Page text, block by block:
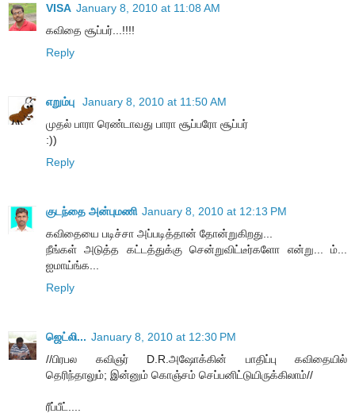
VISA January 8, 2010 at 11:08 AM
கவிதை சூப்பர்...!!!!
Reply
எறும்பு
January 8, 2010 at 11:50 AM
முதல் பாரா ரெண்டாவது பாரா சூப்பரோ சூப்பர்
:))
Reply
குடந்தை அன்புமணி January 8, 2010 at 12:13 PM
கவிதையை படிச்சா அப்படித்தான் தோன்றுகிறது...
நீங்கள் அடுத்த கட்டத்துக்கு சென்றுவிட்டீர்களோ என்று... ம்...
ஐமாய்ங்க...
Reply
ஜெட்லி... January 8, 2010 at 12:30 PM
//பிரபல கவிஞர் D.R.அஷோக்கின் பாதிப்பு கவிதையில்
தெரிந்தாலும்; இன்னும் கொஞ்சம் செப்பனிட்டுயிருக்கிலாம்//
ரீப்பீட்....